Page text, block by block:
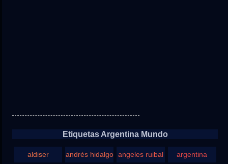
Etiquetas Argentina Mundo
aldiser andrés hidalgo angeles ruibal argentina